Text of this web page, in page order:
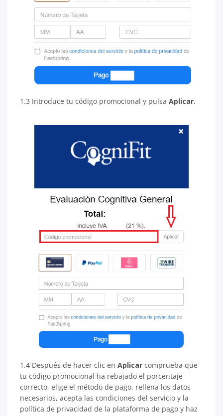
1.3 Introduce tu código promocional y pulsa Aplicar.
1.4 Después de hacer clic en Aplicar comprueba que
tu código promocional ha rebajado el porcentaje
correcto, elige el método de pago, rellena los datos
necesarios, acepta las condiciones del servicio y la
política de privacidad de la plataforma de pago y haz